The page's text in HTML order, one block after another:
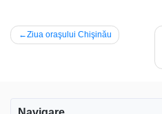
Navigare
Ziua oraşului Chişinău